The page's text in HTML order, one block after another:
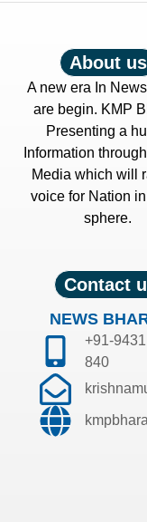
About us
A new era In
are begin. KMP
Presenting a
Information
Media which will
voice for Nation
sphere.
Contact
NEWS
+91-
840